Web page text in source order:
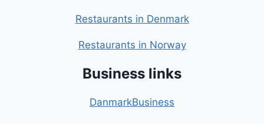
Restaurants in Denmark
Restaurants in Norway
Business links
DanmarkBusiness